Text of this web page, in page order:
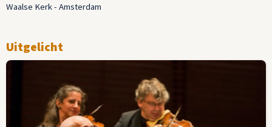
Waalse Kerk - Amsterdam
Uitgelicht